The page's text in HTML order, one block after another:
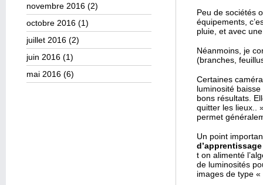
novembre 2016 (2)
octobre 2016 (1)
juillet 2016 (2)
juin 2016 (1)
mai 2016 (6)
Peu de sociétés
équipements,
pluie, et avec
Néanmoins, je
(branches,
Certaines
luminosité
bons résultats.
quitter les lieux..
permet
Un point
t on alimenté
de luminosités
images de type